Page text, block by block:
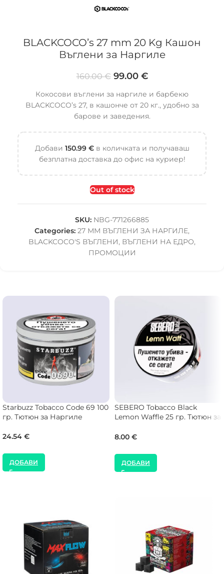
BLACKCOCO’s 27 mm 20 Kg Кашон
Въглени за Наргиле
160.00€ 99.00 €
Кокосови въглени за наргиле и барбекю
BLACKCOCO’s 27, в кашонче от 20 кг., удобно за
барове и заведения.
Добави 150.99 €в количката и получаваш
безплатна доставка до офис на куриер!
Out of stock
SKU: NBG-771266885
Categories: 27 ММ ВЪГЛЕНИ ЗА НАРГИЛЕ,
BLACKCOCO'S ВЪГЛЕНИ, ВЪГЛЕНИ НА ЕДРО,
ПРОМОЦИИ
Starbuzz Tobacco Code 69 100
гр. Тютюн за Наргиле
24.54 €
ДОБАВИ
SEBERO Tobacco Black
Lemon Waffle 25 гр. Тютюн за
8.00 €
ДОБАВИ